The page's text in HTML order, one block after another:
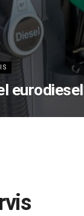
eurodiesel